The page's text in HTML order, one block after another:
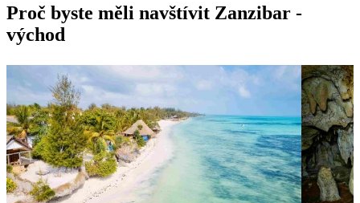
Proč byste měli navštívit Zanzibar -
východ